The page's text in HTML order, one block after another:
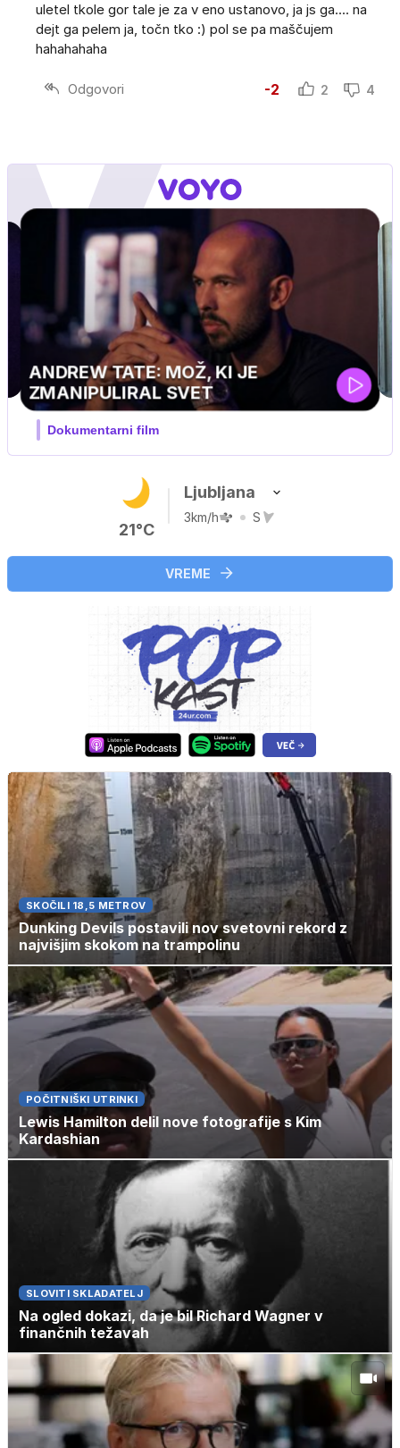
uletel tkole gor tale je za v eno ustanovo, ja js ga.... na
dejt ga pelem ja, točn tko :) pol se pa maščujem
hahahahaha
Odgovori -2 2 4
MOJ PRIJATELJ PINGVIN
Film meseca / družinski, pustolovski
21°C
Ljubljana
3km/h S
VREME
SKOČILI 18,5 METROV
Dunking Devils postavili nov svetovni rekord z
najvišjim skokom na trampolinu
POČITNIŠKI UTRINKI
Lewis Hamilton delil nove fotografije s Kim
Kardashian
SLOVITI SKLADATELJ
Na ogled dokazi, da je bil Richard Wagner v
finančnih težavah